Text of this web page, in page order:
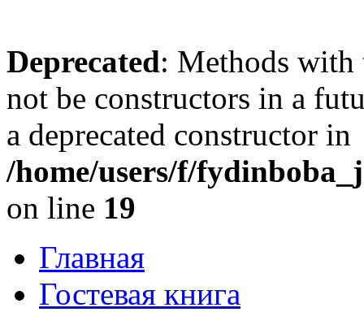
Deprecated: Methods with
not be constructors in a
a deprecated constructor in
/home/users/f/
on line 19
Главная
Гостевая книга